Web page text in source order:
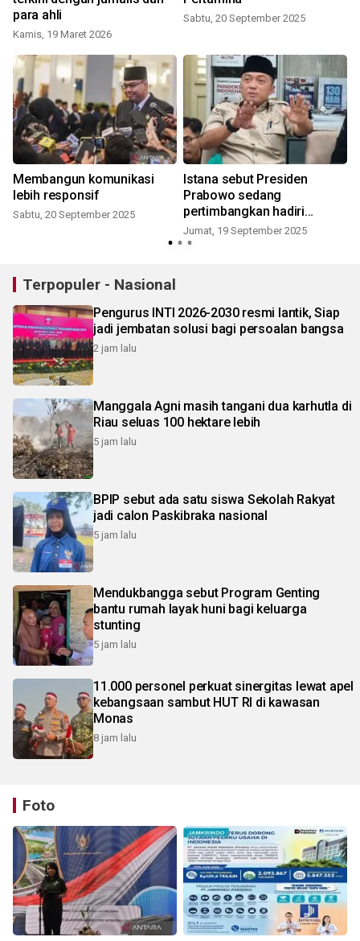
para ahli
Kamis, 19 Maret 2026
Sabtu, 20 September 2025
Membangun komunikasi
lebih responsif
Sabtu, 20 September 2025
Istana sebut Presiden
Prabowo sedang
pertimbangkan hadiri
Sidang Umum PBB
Jumat, 19 September 2025
Terpopuler - Nasional
Pengurus INTI 2026-2030 resmi lantik, Siap
jadi jembatan solusi bagi persoalan bangsa
2 jam lalu
Manggala Agni masih tangani dua karhutla di
Riau seluas 100 hektare lebih
5 jam lalu
BPIP sebut ada satu siswa Sekolah Rakyat
jadi calon Paskibraka nasional
5 jam lalu
Mendukbangga sebut Program Genting
bantu rumah layak huni bagi keluarga
stunting
5 jam lalu
11.000 personel perkuat sinergitas lewat apel
kebangsaan sambut HUT RI di kawasan
Monas
8 jam lalu
Foto